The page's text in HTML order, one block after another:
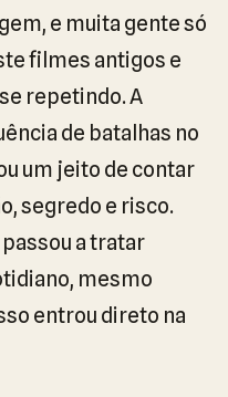
e muita gente só
filmes antigos e
repetindo. A
de batalhas no
um jeito de contar
segredo e risco.
a tratar
mesmo
entrou direto na